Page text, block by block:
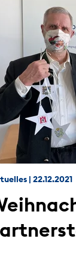
|22.12.2021